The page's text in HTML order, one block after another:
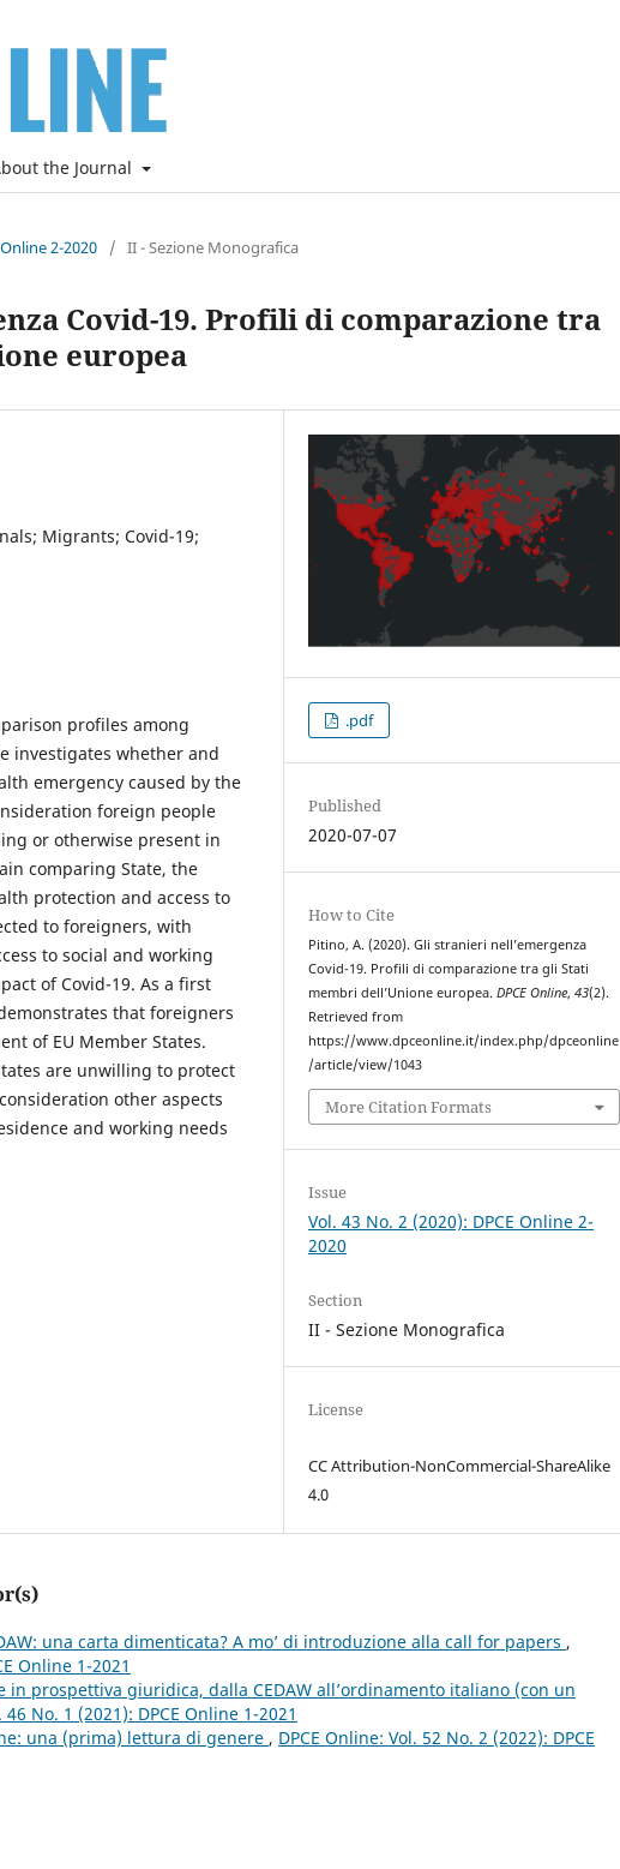
the Journal
2-2020 / II - Sezione Monografica
Covid-19. Profili di comparazione tra
europea
Migrants; Covid-19;
profiles among
investigates whether and
emergency caused by the
foreign people
or otherwise present in
comparing State, the
protection and access to
to foreigners, with
to social and working
of Covid-19. As a first
that foreigners
of EU Member States.
are unwilling to protect
other aspects
and working needs
.pdf
Published
2020-07-07
How to Cite
Pitino, A. (2020). Gli stranieri nell’emergenza
Covid-19. Profili di comparazione tra gli Stati
membri dell’Unione europea.DPCE Online,43(2).
Retrieved from
https://www.dpceonline.it/index.php/dpceonline
/article/view/1043
More Citation Formats
Issue
Vol. 43 No. 2 (2020): DPCE Online 2-
2020
Section
II - Sezione Monografica
License
CC Attribution-NonCommercial-ShareAlike
4.0
una carta dimenticata? A mo’ di introduzione alla call for papers ,
Online 1-2021
prospettiva giuridica, dalla CEDAW all’ordinamento italiano (con un
46 No. 1 (2021): DPCE Online 1-2021
una (prima) lettura di genere , DPCE Online: Vol. 52 No. 2 (2022): DPCE